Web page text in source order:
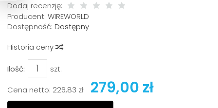
Dodaj recenzję:
Producent: WIREWORLD
Dostępność: Dostępny
Historia ceny
Ilość: szt.
Cena netto: 226,83 zł 279,00 zł